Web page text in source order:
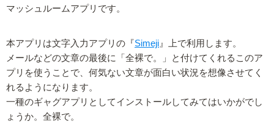
マッシュルームアプリです。
本アプリは文字入力アプリの『Simeji 』上で利用します。
メールなどの文章の最後に「全裸で。」と付けてくれるこのア
プリを使うことで、何気ない文章が面白い状況を想像させてく
れるようになります。
一種のギャグアプリとしてインストールしてみてはいかがでし
ょうか。全裸で。